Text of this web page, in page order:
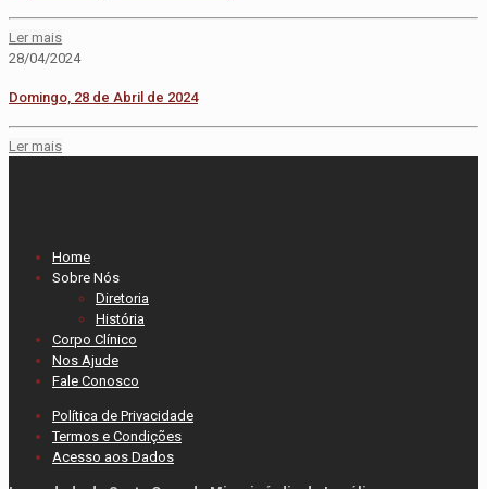
Ler mais
28/04/2024
Domingo, 28 de Abril de 2024
Ler mais
Home
Sobre Nós
Diretoria
História
Corpo Clínico
Nos Ajude
Fale Conosco
Política de Privacidade
Termos e Condições
Acesso aos Dados